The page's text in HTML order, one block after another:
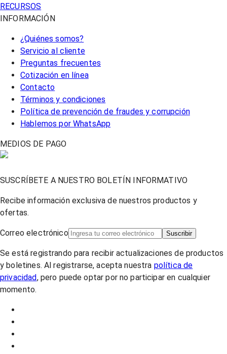
RECURSOS
INFORMACIÓN
¿Quiénes somos?
Servicio al cliente
Preguntas frecuentes
Cotización en línea
Contacto
Términos y condiciones
Política de prevención de fraudes y corrupción
Hablemos por WhatsApp
MEDIOS DE PAGO
SUSCRÍBETE A NUESTRO BOLETÍN INFORMATIVO
Recibe información exclusiva de nuestros productos y
ofertas.
Correo electrónico Suscribir
Se está registrando para recibir actualizaciones de productos
y boletines. Al registrarse, acepta nuestra política de
privacidad, pero puede optar por no participar en cualquier
momento.